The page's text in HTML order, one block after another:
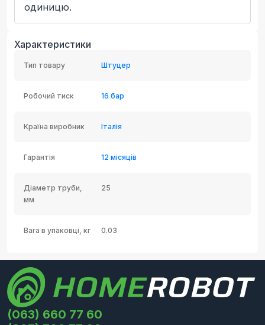
одиницю.
Характеристики
Тип товару Штуцер
Робочий тиск 16 бар
Країна виробник Італія
Гарантія 12 місяців
Діаметр труби,
мм
25
Вага в упаковці, кг 0.03
(063) 660 77 60